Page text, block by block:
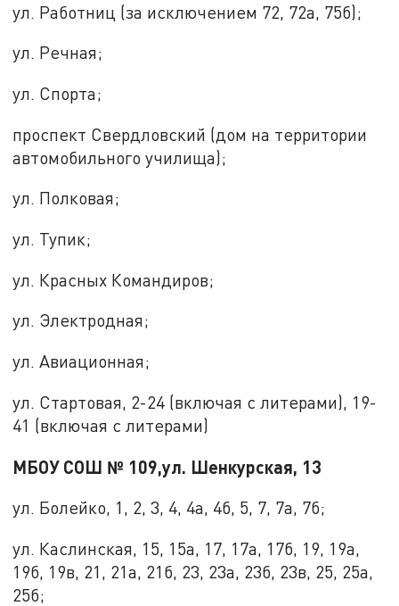
ул. Работниц (за исключением 72, 72а, 75б);
ул. Речная;
ул. Спорта;
проспект Свердловский (дом на территории
автомобильного училища);
ул. Полковая;
ул. Тупик;
ул. Красных Командиров;
ул. Электродная;
ул. Авиационная;
ул. Стартовая, 2-24 (включая с литерами), 19-
41 (включая с литерами)
МБОУ СОШ № 109,ул. Шенкурская, 13
ул. Болейко, 1, 2, 3, 4, 4а, 4б, 5, 7, 7а, 7б;
ул. Каслинская, 15, 15а, 17, 17а, 17б, 19, 19а,
19б, 19в, 21, 21а, 21б, 23, 23а, 23б, 23в, 25, 25а,
25б;